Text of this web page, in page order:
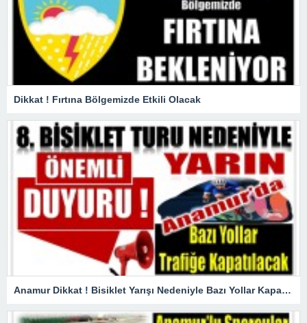
Dikkat ! Fırtına Bölgemizde Etkili Olacak
Anamur Dikkat ! Bisiklet Yarışı Nedeniyle Bazı Yollar Kapanacak